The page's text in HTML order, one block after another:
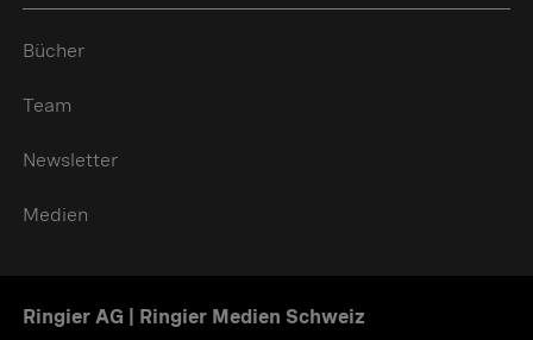
Bücher
Team
Newsletter
Medien
Ringier AG | Ringier Medien Schweiz